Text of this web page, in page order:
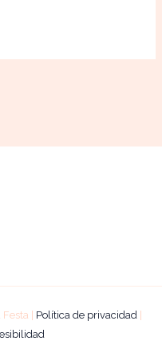
| Política de privacidad